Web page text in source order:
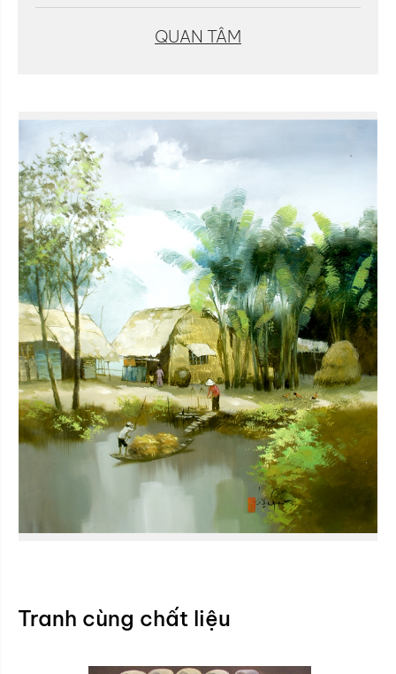
QUAN TÂM
Tranh cùng chất liệu